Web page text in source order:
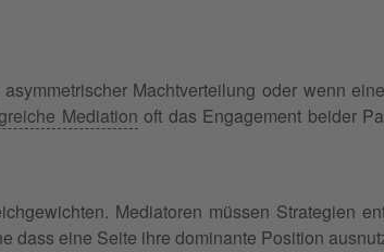
Machtverteilung oder wenn
Mediation oft das Engagement beider
Mediatoren müssen Strategien
dass eine Seite ihre dominante Position